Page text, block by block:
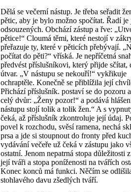
Dělá se večerní nástup. Je třeba seřadit
pětic, aby je bylo možno spočítat. Řadí je
odsouzených. Obchází zástup a řve:
pětice!“ Cloumá těmi, které nestojí v
přeřazuje ty, které v pěticích přebývají.
počítat do pěti?“ vříská. Je nepříčetná
předvést příslušníkovi, který přijde sčítat,
útvar. „V nástupu se nekouří!“ vykřikuje
ochraptěle. Konečně se přiblížila její
Přichází příslušník. postaví se do pozoru
celý dvůr: „Ženy pozor!“ a podává
nástupu stojí tolik a tolik žen.“ A s
čeká, až příslušník zkontroluje její údaj.
povel k rozchodu, svěsí ramena, nechá
prsa a jde si stoupnout do fronty před
vydávání večeře už čeká v zástupu jako
ostatní. Jenom nepatrná stopa důležitosti
její tváři a stopa poníženosti na tvářích
Konec konců má funkci. Něčím se
stohlavého davu zšedlých tváří.